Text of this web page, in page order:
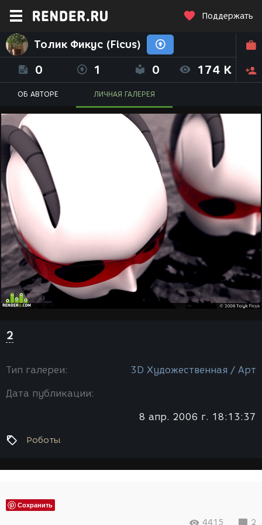
Поддержать
Толик Фикус (Ficus)
0 1 0 174 K
ОБ АВТОРЕ ЛИЧНАЯ ГАЛЕРЕЯ
2
Тип галереи: 3D Художественная / Арт
Дата публикации:
8 апр. 2006 г. 18:13:37
Роботы
Сохранить
4415 2